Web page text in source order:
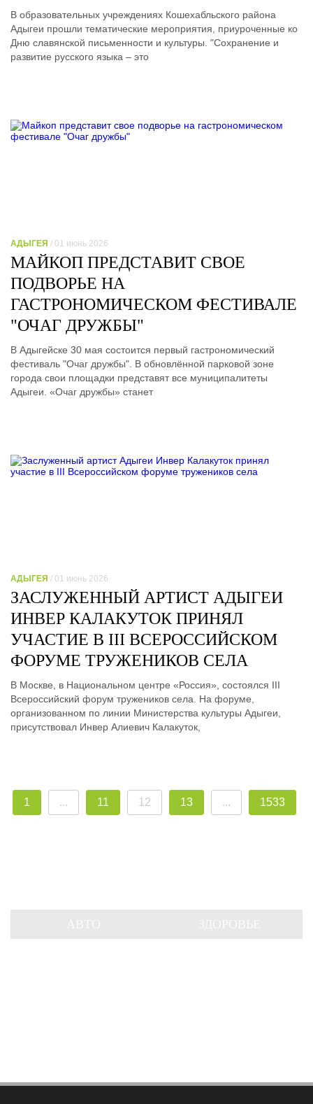
В образовательных учреждениях Кошехабльского района
Адыгеи прошли тематические мероприятия, приуроченные ко
Дню славянской письменности и культуры. "Сохранение и
развитие русского языка – это
АДЫГЕЯ / 01 июнь 2026
МАЙКОП ПРЕДСТАВИТ СВОЕ
ПОДВОРЬЕ НА
ГАСТРОНОМИЧЕСКОМ ФЕСТИВАЛЕ
"ОЧАГ ДРУЖБЫ"
В Адыгейске 30 мая состоится первый гастрономический
фестиваль "Очаг дружбы". В обновлённой парковой зоне
города свои площадки представят все муниципалитеты
Адыгеи. «Очаг дружбы» станет
АДЫГЕЯ / 01 июнь 2026
ЗАСЛУЖЕННЫЙ АРТИСТ АДЫГЕИ
ИНВЕР КАЛАКУТОК ПРИНЯЛ
УЧАСТИЕ В III ВСЕРОССИЙСКОМ
ФОРУМЕ ТРУЖЕНИКОВ СЕЛА
В Москве, в Национальном центре «Россия», состоялся III
Всероссийский форум тружеников села. На форуме,
организованном по линии Министерства культуры Адыгеи,
присутствовал Инвер Алиевич Калакуток,
1 ... 11 12 13 ... 1533